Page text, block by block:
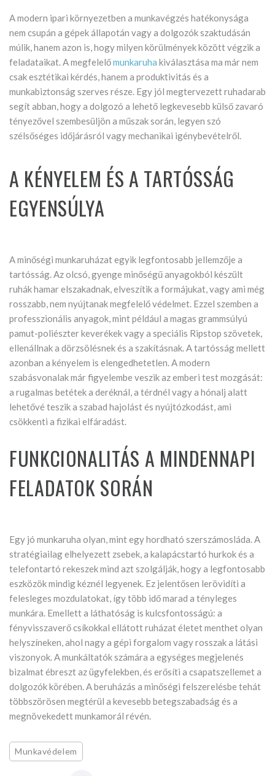
A modern ipari környezetben a munkavégzés hatékonysága
nem csupán a gépek állapotán vagy a dolgozók szaktudásán
múlik, hanem azon is, hogy milyen körülmények között végzik a
feladataikat. A megfelelőmunkaruha kiválasztása ma már nem
csak esztétikai kérdés, hanem a produktivitás és a
munkabiztonság szerves része. Egy jól megtervezett ruhadarab
segít abban, hogy a dolgozó a lehető legkevesebb külső zavaró
tényezővel szembesüljön a műszak során, legyen szó
szélsőséges időjárásról vagy mechanikai igénybevételről.
A KÉNYELEM ÉS A TARTÓSSÁG
EGYENSÚLYA
A minőségi munkaruházat egyik legfontosabb jellemzője a
tartósság. Az olcsó, gyenge minőségű anyagokból készült
ruhák hamar elszakadnak, elveszítik a formájukat, vagy ami még
rosszabb, nem nyújtanak megfelelő védelmet. Ezzel szemben a
professzionális anyagok, mint például a magas grammsúlyú
pamut-poliészter keverékek vagy a speciális Ripstop szövetek,
ellenállnak a dörzsölésnek és a szakításnak. A tartósság mellett
azonban a kényelem is elengedhetetlen. A modern
szabásvonalak már figyelembe veszik az emberi test mozgását:
a rugalmas betétek a deréknál, a térdnél vagy a hónalj alatt
lehetővé teszik a szabad hajolást és nyújtózkodást, ami
csökkenti a fizikai elfáradást.
FUNKCIONALITÁS A MINDENNAPI
FELADATOK SORÁN
Egy jó munkaruha olyan, mint egy hordható szerszámosláda. A
stratégiailag elhelyezett zsebek, a kalapácstartó hurkok és a
telefontartó rekeszek mind azt szolgálják, hogy a legfontosabb
eszközök mindig kéznél legyenek. Ez jelentősen lerövidíti a
felesleges mozdulatokat, így több idő marad a tényleges
munkára. Emellett a láthatóság is kulcsfontosságú: a
fényvisszaverő csíkokkal ellátott ruházat életet menthet olyan
helyszíneken, ahol nagy a gépi forgalom vagy rosszak a látási
viszonyok. A munkáltatók számára a egységes megjelenés
bizalmat ébreszt az ügyfelekben, és erősíti a csapatszellemet a
dolgozók körében. A beruházás a minőségi felszerelésbe tehát
többszörösen megtérül a kevesebb betegszabadság és a
megnövekedett munkamorál révén.
Munkavédelem